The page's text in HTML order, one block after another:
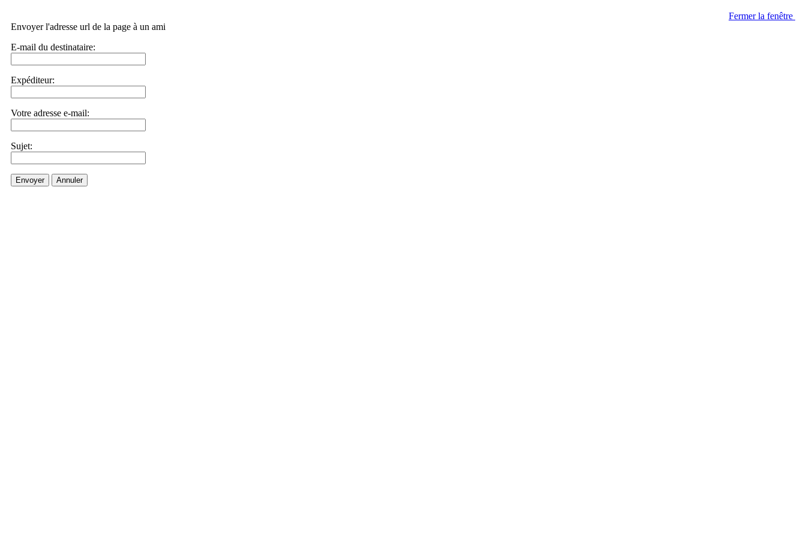
Fermer la fenêtre
Envoyer l'adresse url de la page à un ami
E-mail du destinataire:
Expéditeur:
Votre adresse e-mail:
Sujet:
Envoyer Annuler